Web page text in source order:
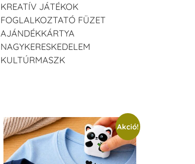
KREATÍV JÁTÉKOK
FOGLALKOZTATÓ FÜZET
AJÁNDÉKKÁRTYA
NAGYKERESKEDELEM
KULTÚRMASZK
Akció!